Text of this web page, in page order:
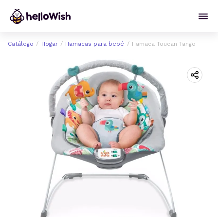
Catálogo Hogar Hamacas para bebé Hamaca Toucan Tango